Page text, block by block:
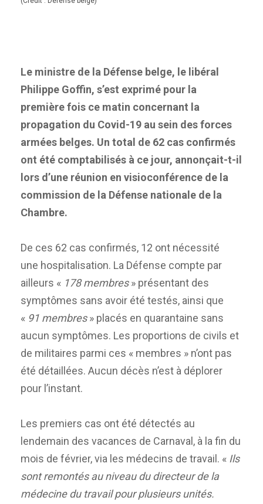
Le ministre de la Défense belge, le libéral
Philippe Goffin, s’est exprimé pour la
première fois ce matin concernant la
propagation du Covid-19 au sein des forces
armées belges. Un total de 62 cas confirmés
ont été comptabilisés à ce jour, annonçait-t-il
lors d’une réunion en visioconférence de la
commission de la Défense nationale de la
Chambre.
De ces 62 cas confirmés, 12 ont nécessité
une hospitalisation. La Défense compte par
ailleurs « 178 membres» présentant des
symptômes sans avoir été testés, ainsi que
« 91 membres» placés en quarantaine sans
aucun symptômes. Les proportions de civils et
de militaires parmi ces « membres » n’ont pas
été détaillées. Aucun décès n’est à déplorer
pour l’instant.
Les premiers cas ont été détectés au
lendemain des vacances de Carnaval, à la fin du
mois de février, via les médecins de travail. « Ils
sont remontés au niveau du directeur de la
médecine du travail pour plusieurs unités.